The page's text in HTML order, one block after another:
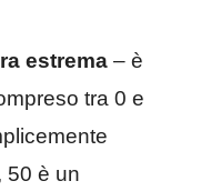
estrema – è
tra 0 e
50 è un